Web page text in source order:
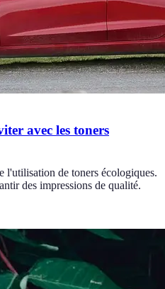
avec les toners
l'utilisation de toners écologiques.
des impressions de qualité.